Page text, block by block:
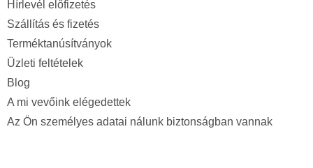
Hírlevél előfizetés
Szállítás és fizetés
Terméktanúsítványok
Üzleti feltételek
Blog
A mi vevőink elégedettek
Az Ön személyes adatai nálunk biztonságban vannak